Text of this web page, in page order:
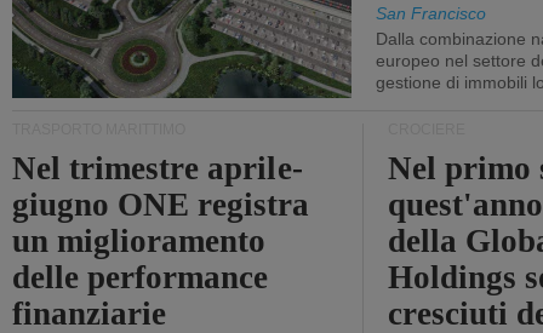
San Francisco
Dalla combinazione
europeo nel settore
gestione di immobili
Nel trimestre aprile-
giugno ONE registra
un miglioramento
delle performance
finanziarie
Nel primo
della
Holdings
cresciuti